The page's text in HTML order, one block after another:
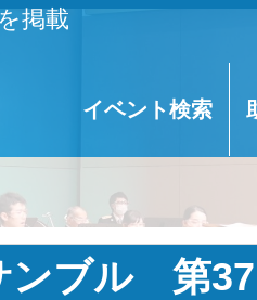
掲載
イベント検索
ンブル 第